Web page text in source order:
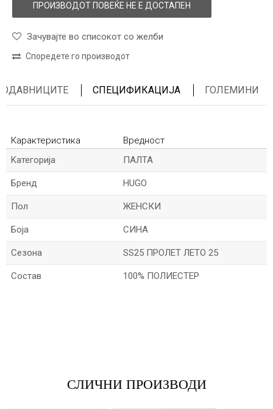
ПРОИЗВОДОТ ПОВЕЌЕ НЕ Е ДОСТАПЕН
Зачувајте во списокот со желби
Споредете го производот
СПЕЦИФИКАЦИЈА ГОЛЕМИНИ
Карактеристика
Вредност
Kатегорија
ПАЛТА
Бренд HUGO
Пол ЖЕНСКИ
Боја СИНА
Сезона SS25 ПРОЛЕТ ЛЕТО 25
Состав 100% ПОЛИЕСТЕР
СЛИЧНИ ПРОИЗВОДИ